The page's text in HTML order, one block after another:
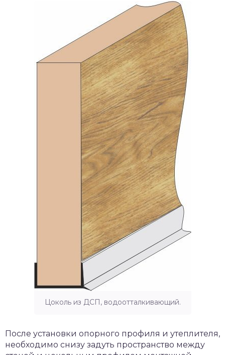
Цоколь из ДСП, водоотталкивающий.
После установки опорного профиля и утеплителя,
необходимо снизу задуть пространство между